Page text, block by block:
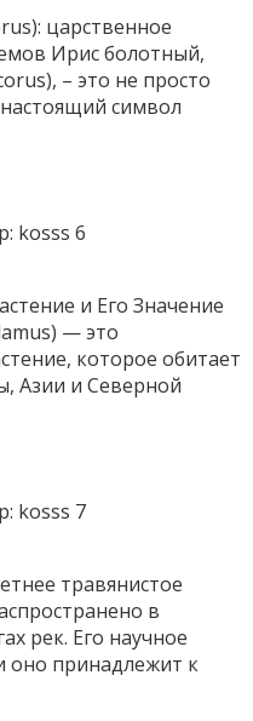
царственное
Ирис болотный,
– это не просто
символ
kosss 6
и Его Значение
— это
которое обитает
Азии и Северной
kosss 7
травянистое
в
рек. Его научное
оно принадлежит к